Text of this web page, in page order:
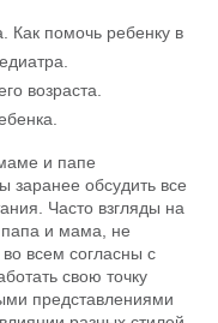
Как помочь ребенку в
возраста.
и папе
заранее обсудить все
Часто взгляды на
папа и мама, не
всем согласны с
свою точку
представлениями